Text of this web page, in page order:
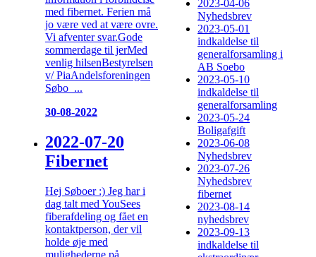
med fibernet. Ferien må
jo være ved at være ovre.
Vi afventer svar.Gode
sommerdage til jerMed
venlig hilsenBestyrelsen
v/ PiaAndelsforeningen
Søbo ...
30-08-2022
2022-07-20
Fibernet
Hej Søboer :) Jeg har i
dag talt med YouSees
fiberafdeling og fået en
kontaktperson, der vil
holde øje med
2023-04-06
Nyhedsbrev
2023-05-01
indkaldelse til
generalforsamling i
AB Soebo
2023-05-10
indkaldelse til
generalforsamling
2023-05-24
Boligafgift
2023-06-08
Nyhedsbrev
2023-07-26
Nyhedsbrev
fibernet
2023-08-14
nyhedsbrev
2023-09-13
indkaldelse til